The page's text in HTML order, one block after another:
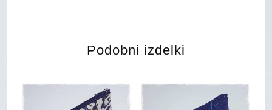
Podobni izdelki